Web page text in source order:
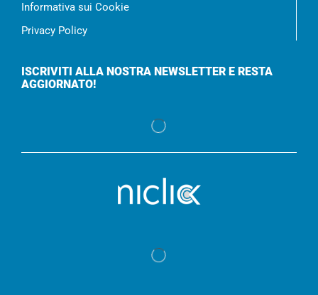
Informativa sui Cookie
Privacy Policy
ISCRIVITI ALLA NOSTRA NEWSLETTER E RESTA
AGGIORNATO!